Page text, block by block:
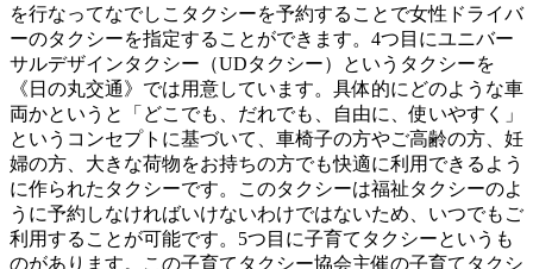
を行なってなでしこタクシーを予約することで女性ドライバ
ーのタクシーを指定することができます。4つ目にユニバー
サルデザインタクシー（UDタクシー）というタクシーを
《日の丸交通》では用意しています。具体的にどのような車
両かというと「どこでも、だれでも、自由に、使いやすく」
というコンセプトに基づいて、車椅子の方やご高齢の方、妊
婦の方、大きな荷物をお持ちの方でも快適に利用できるよう
に作られたタクシーです。このタクシーは福祉タクシーのよ
うに予約しなければいけないわけではないため、いつでもご
利用することが可能です。5つ目に子育てタクシーというも
のがあります。この子育てタクシー協会主催の子育てタクシ